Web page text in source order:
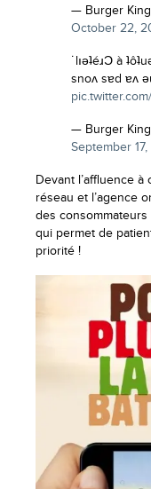
— Burger King
October 22,
˙lıǝʇéɹϽ à
snoʌ sɐd ɐʌ
— Burger King
September 17,
Devant l’affluence
réseau et l’agence
des
qui permet de
priorité !